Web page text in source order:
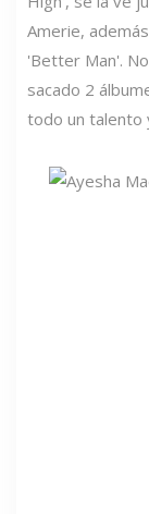
Amerie,
'Better Man'.
sacado 2
todo un talento